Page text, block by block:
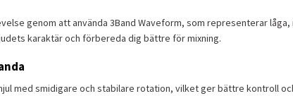
genom att använda 3Band Waveform, som representerar
karaktär och förbereda dig bättre för mixning.
med smidigare och stabilare rotation, vilket ger bättre kontroll